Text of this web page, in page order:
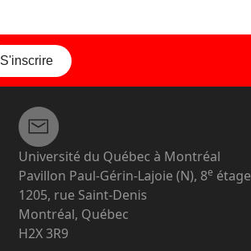
S'inscrire
Université du Québec à Montréal
Pavillon Paul-Gérin-Lajoie (N), 8e étage
1205, rue Saint-Denis
Montréal, Québec
H2X 3R9